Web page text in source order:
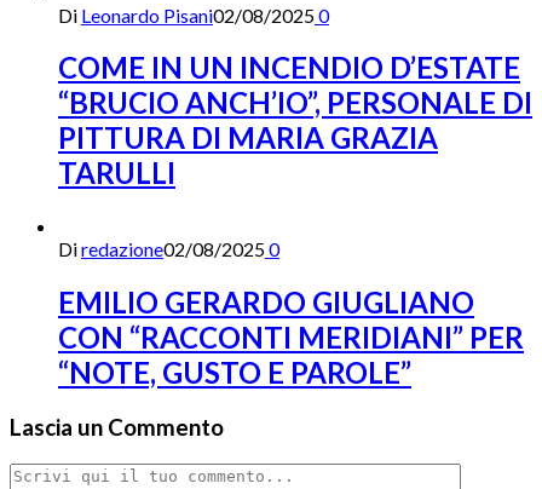
Di Leonardo Pisani02/08/20250
COME IN UN INCENDIO D’ESTATE
“BRUCIO ANCH’IO”, PERSONALE DI
PITTURA DI MARIA GRAZIA
TARULLI
Diredazione02/08/20250
EMILIO GERARDO GIUGLIANO
CON “RACCONTI MERIDIANI” PER
“NOTE, GUSTO E PAROLE”
Lascia un Commento